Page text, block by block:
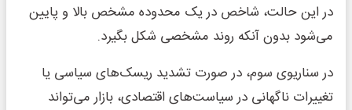
در این حالت، شاخص در یک محدوده مشخص بالا و پایین
می‌شود بدون آنکه روند مشخصی شکل بگیرد.
در سناریوی سوم، در صورت تشدید ریسک‌های سیاسی یا
تغییرات ناگهانی در سیاست‌های اقتصادی، بازار می‌تواند